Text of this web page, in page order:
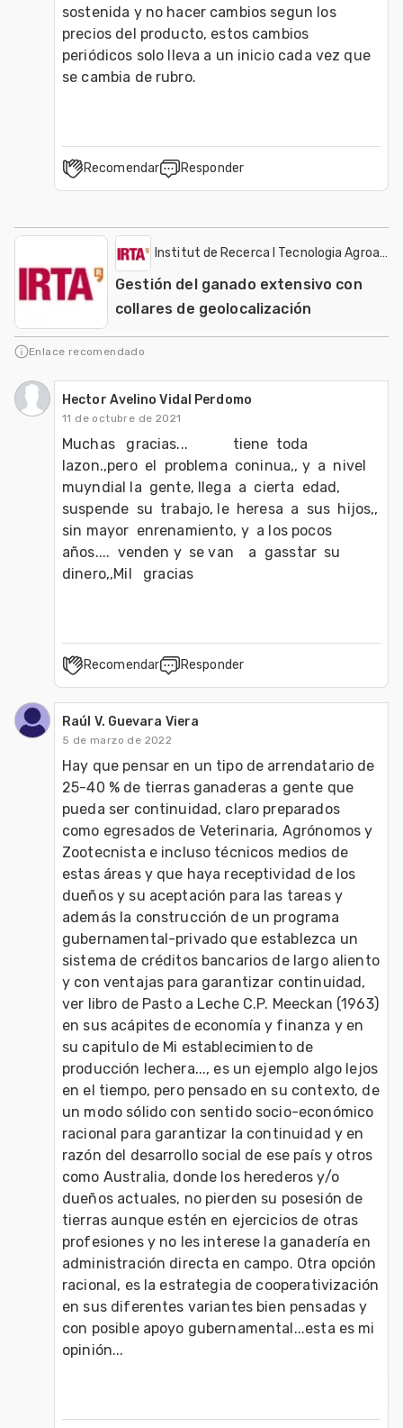
sostenida y no hacer cambios segun los
precios del producto, estos cambios
periódicos solo lleva a un inicio cada vez que
se cambia de rubro.
Recomendar Responder
Institut de Recerca I Tecnologia
Gestión del ganado extensivo con
collares de geolocalización
Enlace recomendado
Hector Avelino Vidal Perdomo
11 de octubre de 2021
Muchas   gracias...            tiene  toda
lazon.,pero  el  problema  coninua,, y  a  nivel
muyndial la  gente, llega  a  cierta  edad,
suspende  su  trabajo, le  heresa  a  sus  hijos,,
sin mayor  enrenamiento, y  a los pocos
años....  venden y  se van    a  gasstar  su
dinero,,Mil   gracias
Recomendar Responder
Raúl V. Guevara Viera
5 de marzo de 2022
Hay que pensar en un tipo de arrendatario de
25-40 % de tierras ganaderas a gente que
pueda ser continuidad, claro preparados
como egresados de Veterinaria, Agrónomos y
Zootecnista e incluso técnicos medios de
estas áreas y que haya receptividad de los
dueños y su aceptación para las tareas y
además la construcción de un programa
gubernamental-privado que establezca un
sistema de créditos bancarios de largo aliento
y con ventajas para garantizar continuidad,
ver libro de Pasto a Leche C.P. Meeckan (1963)
en sus acápites de economía y finanza y en
su capitulo de Mi establecimiento de
producción lechera..., es un ejemplo algo lejos
en el tiempo, pero pensado en su contexto, de
un modo sólido con sentido socio-económico
racional para garantizar la continuidad y en
razón del desarrollo social de ese país y otros
como Australia, donde los herederos y/o
dueños actuales, no pierden su posesión de
tierras aunque estén en ejercicios de otras
profesiones y no les interese la ganadería en
administración directa en campo. Otra opción
racional, es la estrategia de cooperativización
en sus diferentes variantes bien pensadas y
con posible apoyo gubernamental...esta es mi
opinión...